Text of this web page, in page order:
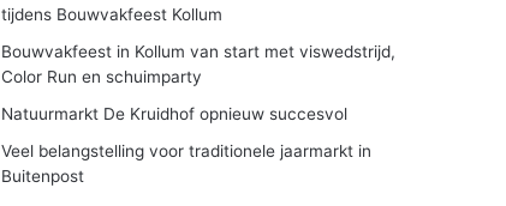
tijdens Bouwvakfeest Kollum
Bouwvakfeest in Kollum van start met viswedstrijd,
Color Run en schuimparty
Natuurmarkt De Kruidhof opnieuw succesvol
Veel belangstelling voor traditionele jaarmarkt in
Buitenpost